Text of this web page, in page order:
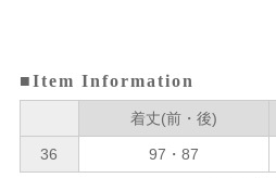
■Item Information
着丈(前・後)
36 97・87